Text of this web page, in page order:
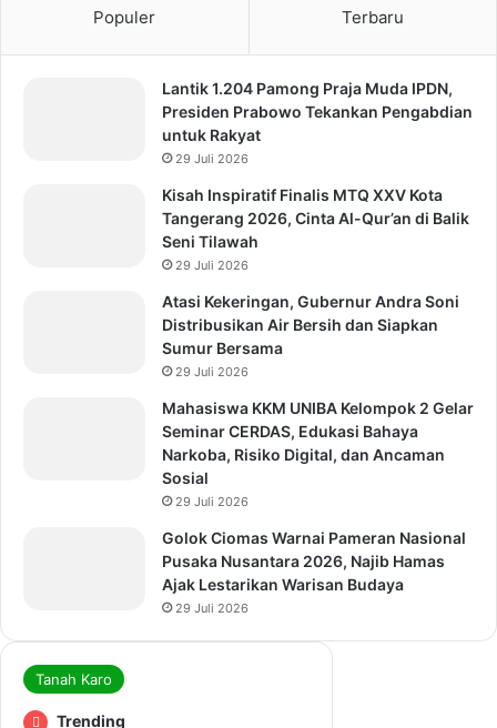
Populer Terbaru
Lantik 1.204 Pamong Praja Muda IPDN,
Presiden Prabowo Tekankan Pengabdian
untuk Rakyat
29 Juli 2026
Kisah Inspiratif Finalis MTQ XXV Kota
Tangerang 2026, Cinta Al-Qur’an di Balik
Seni Tilawah
29 Juli 2026
Atasi Kekeringan, Gubernur Andra Soni
Distribusikan Air Bersih dan Siapkan
Sumur Bersama
29 Juli 2026
Mahasiswa KKM UNIBA Kelompok 2 Gelar
Seminar CERDAS, Edukasi Bahaya
Narkoba, Risiko Digital, dan Ancaman
Sosial
29 Juli 2026
Golok Ciomas Warnai Pameran Nasional
Pusaka Nusantara 2026, Najib Hamas
Ajak Lestarikan Warisan Budaya
29 Juli 2026